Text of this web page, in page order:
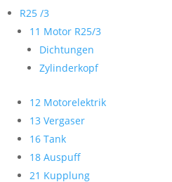
R25 /3
11 Motor R25/3
Dichtungen
Zylinderkopf
12 Motorelektrik
13 Vergaser
16 Tank
18 Auspuff
21 Kupplung